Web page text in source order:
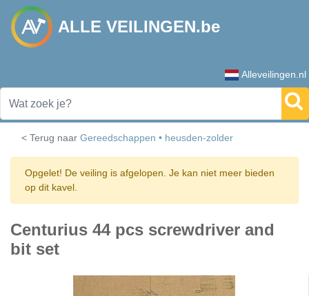
ALLE VEILINGEN.be
Alleveilingen.nl
< Terug naar Gereedschappen • heusden-zolder
Opgelet! De veiling is afgelopen. Je kan niet meer bieden
op dit kavel.
Centurius 44 pcs screwdriver and
bit set